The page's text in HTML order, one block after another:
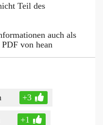
Teil des
auch als
PDF von hean
+3
+1